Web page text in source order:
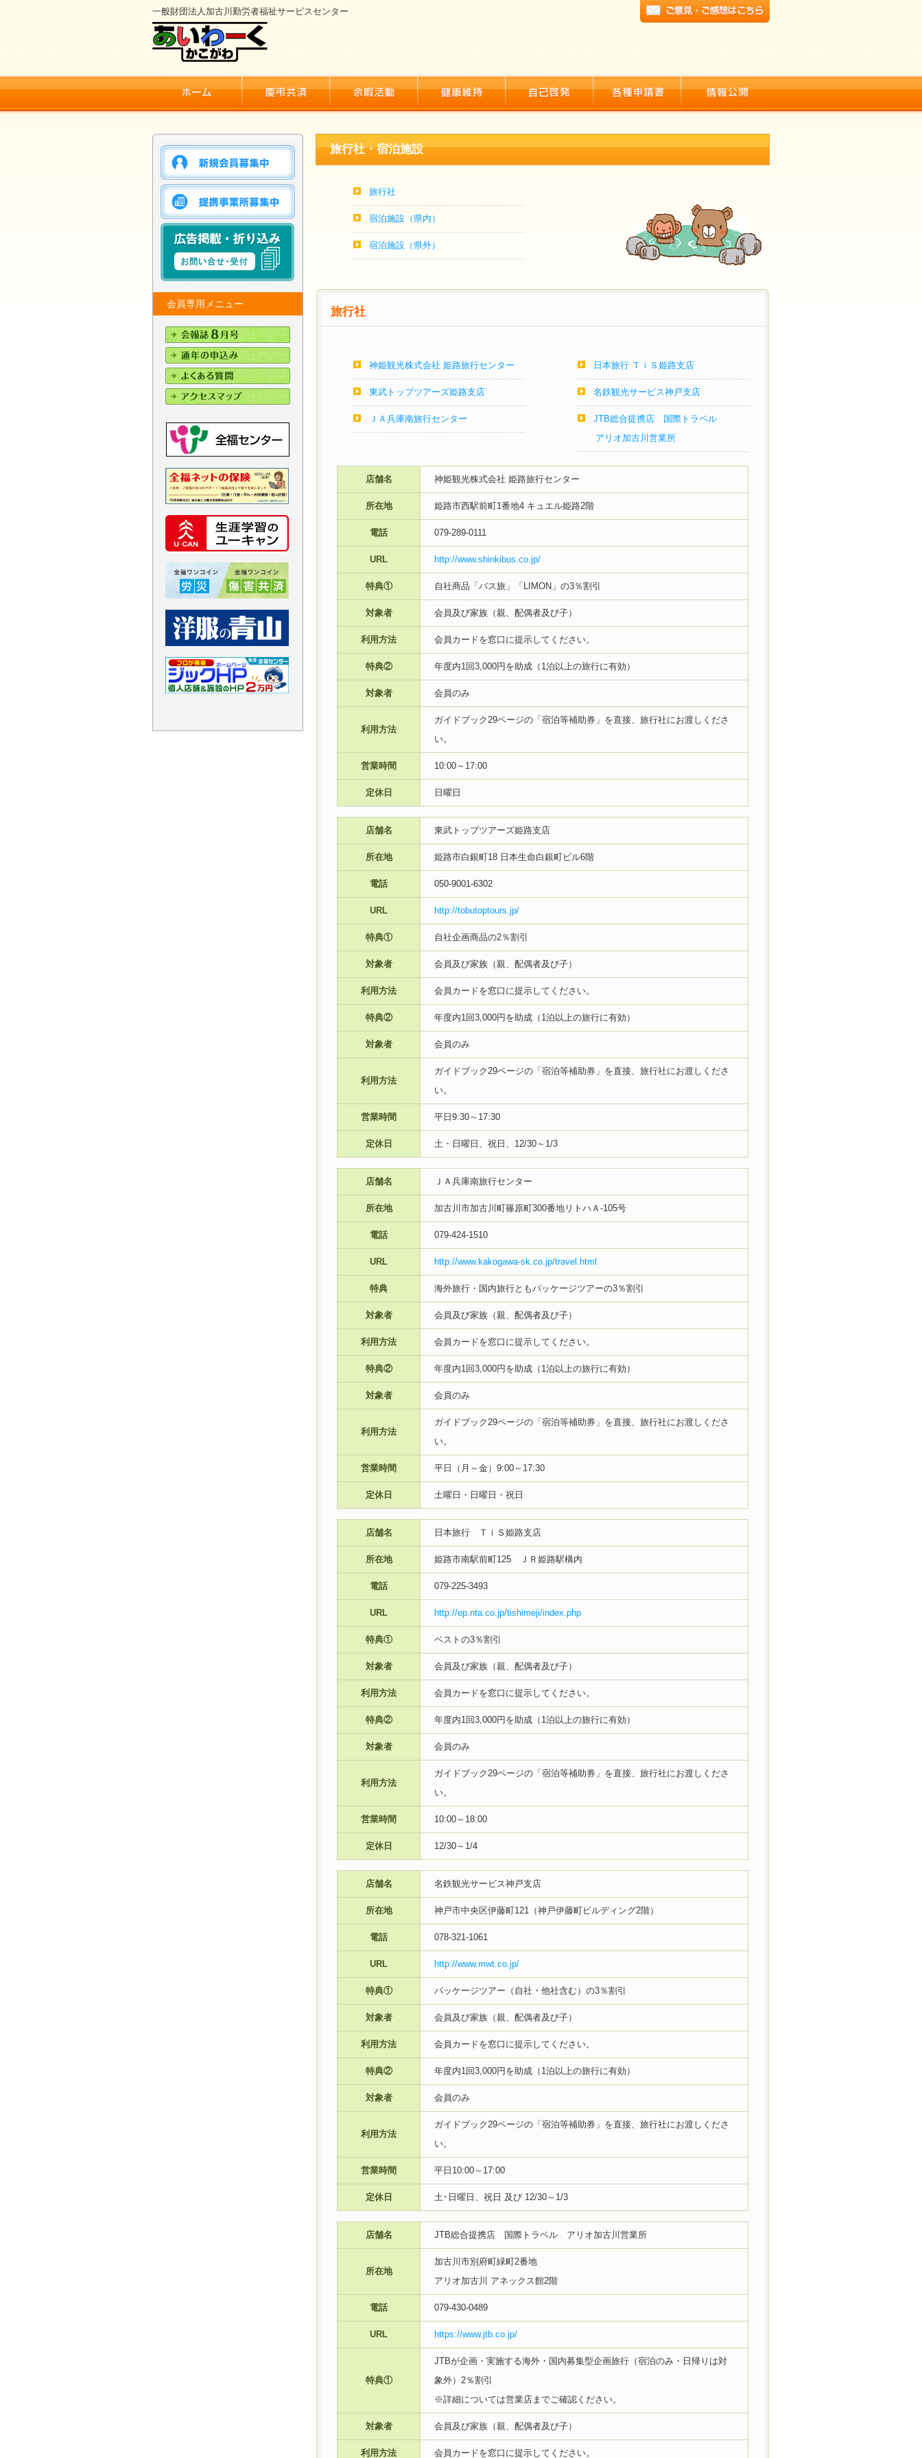
一般財団法人加古川勤労者福祉サービスセンター
会員専用メニュー
旅行社・宿泊施設
旅行社
宿泊施設（県内）
宿泊施設（県外）
旅行社
神姫観光株式会社 姫路旅行センター
東武トップツアーズ姫路支店
ＪＡ兵庫南旅行センター
日本旅行 ＴｉＳ姫路支店
名鉄観光サービス神戸支店
JTB総合提携店 国際トラベル
アリオ加古川営業所
店舗名 神姫観光株式会社 姫路旅行センター
所在地 姫路市西駅前町1番地4 キュエル姫路2階
電話 079-289-0111
URL http://www.shinkibus.co.jp/
特典① 自社商品「バス旅」「LIMON」の3％割引
対象者 会員及び家族（親、配偶者及び子）
利用方法 会員カードを窓口に提示してください。
特典② 年度内1回3,000円を助成（1泊以上の旅行に有効）
対象者 会員のみ
利用方法
ガイドブック29ページの「宿泊等補助券」を直接、旅行社にお渡しくださ
い。
営業時間 10:00～17:00
定休日 日曜日
店舗名 東武トップツアーズ姫路支店
所在地 姫路市白銀町18 日本生命白銀町ビル6階
電話 050-9001-6302
URL http://tobutoptours.jp/
特典① 自社企画商品の2％割引
対象者 会員及び家族（親、配偶者及び子）
利用方法 会員カードを窓口に提示してください。
特典② 年度内1回3,000円を助成（1泊以上の旅行に有効）
対象者 会員のみ
利用方法
ガイドブック29ページの「宿泊等補助券」を直接、旅行社にお渡しくださ
い。
営業時間 平日9:30～17:30
定休日 土・日曜日、祝日、12/30～1/3
店舗名 ＪＡ兵庫南旅行センター
所在地 加古川市加古川町篠原町300番地リトハＡ-105号
電話 079-424-1510
URL http://www.kakogawa-sk.co.jp/travel.html
特典 海外旅行・国内旅行ともパッケージツアーの3％割引
対象者 会員及び家族（親、配偶者及び子）
利用方法 会員カードを窓口に提示してください。
特典② 年度内1回3,000円を助成（1泊以上の旅行に有効）
対象者 会員のみ
利用方法
ガイドブック29ページの「宿泊等補助券」を直接、旅行社にお渡しくださ
い。
営業時間 平日（月～金）9:00～17:30
定休日 土曜日・日曜日・祝日
店舗名 日本旅行 ＴｉＳ姫路支店
所在地 姫路市南駅前町125 ＪＲ姫路駅構内
電話 079-225-3493
URL http://ep.nta.co.jp/tishimeji/index.php
特典① ベストの3％割引
対象者 会員及び家族（親、配偶者及び子）
利用方法 会員カードを窓口に提示してください。
特典② 年度内1回3,000円を助成（1泊以上の旅行に有効）
対象者 会員のみ
利用方法
ガイドブック29ページの「宿泊等補助券」を直接、旅行社にお渡しくださ
い。
営業時間 10:00～18:00
定休日 12/30～1/4
店舗名 名鉄観光サービス神戸支店
所在地 神戸市中央区伊藤町121（神戸伊藤町ビルディング2階）
電話 078-321-1061
URL http://www.mwt.co.jp/
特典① パッケージツアー（自社・他社含む）の3％割引
対象者 会員及び家族（親、配偶者及び子）
利用方法 会員カードを窓口に提示してください。
特典② 年度内1回3,000円を助成（1泊以上の旅行に有効）
対象者 会員のみ
利用方法
ガイドブック29ページの「宿泊等補助券」を直接、旅行社にお渡しくださ
い。
営業時間 平日10:00～17:00
定休日 土･日曜日、祝日 及び 12/30～1/3
店舗名 JTB総合提携店 国際トラベル アリオ加古川営業所
所在地
加古川市別府町緑町2番地
アリオ加古川 アネックス館2階
電話 079-430-0489
URL https://www.jtb.co.jp/
特典①
JTBが企画・実施する海外・国内募集型企画旅行（宿泊のみ・日帰りは対
象外）2％割引
※詳細については営業店までご確認ください。
対象者 会員及び家族（親、配偶者及び子）
利用方法 会員カードを窓口に提示してください。